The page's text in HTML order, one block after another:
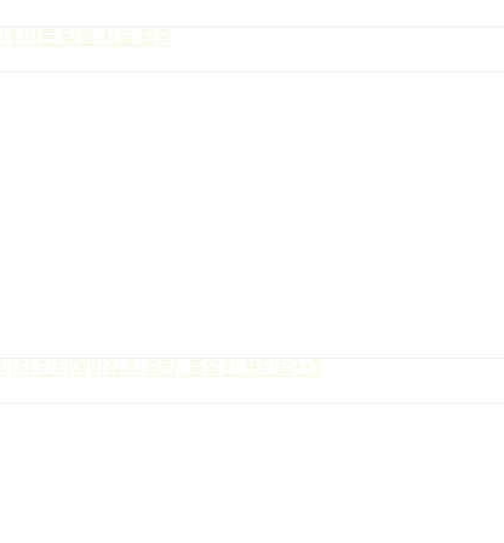
따른 맞춤 시술 필요
지 안티에이징 리프팅, 중요한 포인트는?